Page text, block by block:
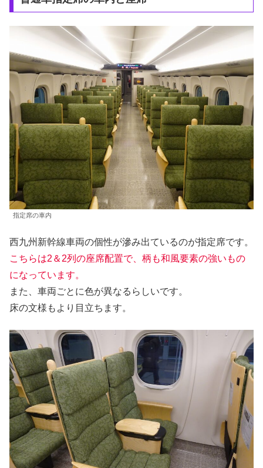
指定席の車内
西九州新幹線車両の個性が滲み出ているのが指定席です。
こちらは2＆2列の座席配置で、柄も和風要素の強いもの
になっています。
また、車両ごとに色が異なるらしいです。
床の文様もより目立ちます。